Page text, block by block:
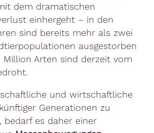
dem dramatischen
einhergeht – in den
sind bereits mehr als zwei
ausgestorben
Arten sind derzeit vom
und wirtschaftliche
Generationen zu
bedarf es daher einer